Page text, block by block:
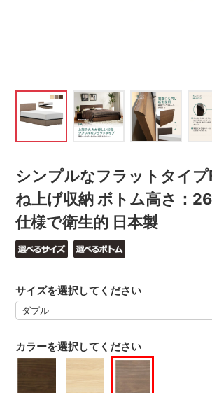
シンプルなフラットタイプ
ね上げ収納 ボトム高さ：
仕様で衛生的 日本製
カラーを選択してください
サイズを選択してください